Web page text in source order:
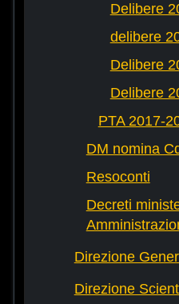
Delibere
delibere
Delibere
Delibere
PTA 2017-
DM nomina
Resoconti
Decreti
Direzione
Direzione